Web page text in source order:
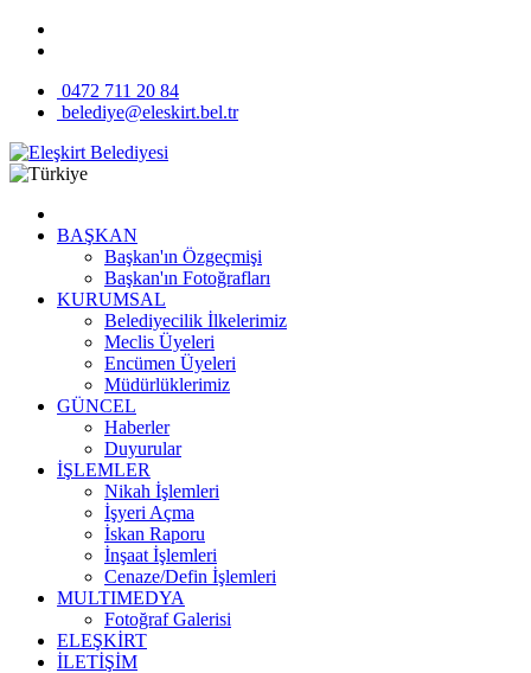
0472 711 20 84
belediye@eleskirt.bel.tr
BAŞKAN
Başkan'ın Özgeçmişi
Başkan'ın Fotoğrafları
KURUMSAL
Belediyecilik İlkelerimiz
Meclis Üyeleri
Encümen Üyeleri
Müdürlüklerimiz
GÜNCEL
Haberler
Duyurular
İŞLEMLER
Nikah İşlemleri
İşyeri Açma
İskan Raporu
İnşaat İşlemleri
Cenaze/Defin İşlemleri
MULTIMEDYA
Fotoğraf Galerisi
ELEŞKİRT
İLETİŞİM